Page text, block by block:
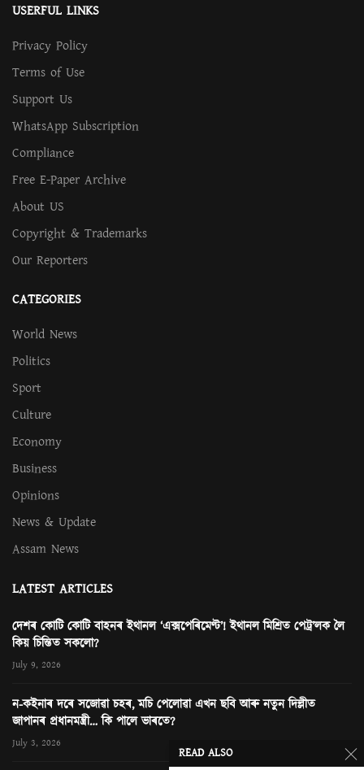
USERFUL LINKS
Privacy Policy
Terms of Use
Support Us
WhatsApp Subscription
Compliance
Free E-Paper Archive
About US
Copyright & Trademarks
Our Reporters
CATEGORIES
World News
Politics
Sport
Culture
Economy
Business
Opinions
News & Update
Assam News
LATEST ARTICLES
দেশৰ কোটি কোটি বাহনৰ ইথানল ‘এক্সপেৰিমেণ্ট’! ইথানল মিশ্ৰিত পেট্ৰ’লক লৈ
কিয় চিন্তিত সকলো?
July 9, 2026
ন-কইনাৰ দৰে সজোৱা চহৰ, মচি পেলোৱা এখন ছবি আৰু নতুন দিল্লীত
জাপানৰ প্ৰধানমন্ত্ৰী… কি পালে ভাৰতে?
July 3, 2026
READ ALSO